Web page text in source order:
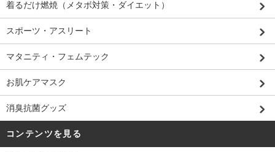
着るだけ燃焼（メタボ対策・ダイエット）
スポーツ・アスリート
マタニティ・フェムテック
お肌ケアマスク
消臭抗菌グッズ
コンテンツを見る